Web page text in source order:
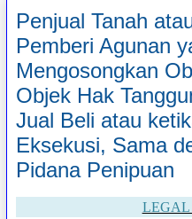
Penjual Tanah
Pemberi Agunan
Mengosongkan
Objek Hak
Jual Beli atau
Eksekusi, Sama
Pidana Penipuan
LEGAL